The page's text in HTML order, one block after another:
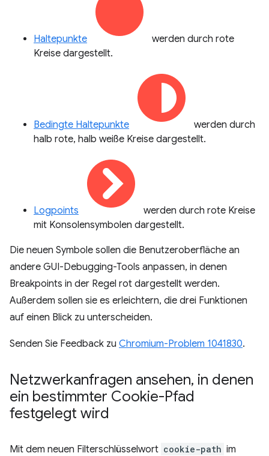
Haltepunkte
werden durch rote
Kreise dargestellt.
Bedingte Haltepunkte
werden durch
halb rote, halb weiße Kreise dargestellt.
Logpoints
werden durch rote Kreise
mit Konsolensymbolen dargestellt.
Die neuen Symbole sollen die Benutzeroberfläche an
andere GUI-Debugging-Tools anpassen, in denen
Breakpoints in der Regel rot dargestellt werden.
Außerdem sollen sie es erleichtern, die drei Funktionen
auf einen Blick zu unterscheiden.
Senden Sie Feedback zu Chromium-Problem 1041830.
Netzwerkanfragen ansehen, in denen
ein bestimmter Cookie-Pfad
festgelegt wird
Mit dem neuen Filterschlüsselwort cookie-path im